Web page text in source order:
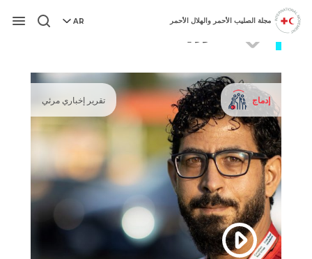
مجلة الصليب الأحمر والهلال الأحمر AR
إدماج تقرير إخباري مرئي